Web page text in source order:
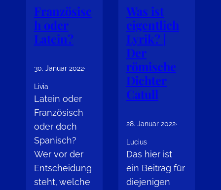
Französisc
h oder
Latein?
30. Januar 2022·
Livia
Latein oder
Französisch
oder doch
Spanisch?
Wer vor der
Entscheidung
steht, welche
Was ist
eigentlich
Lyrik? |
Der
römische
Dichter
Catull
28. Januar 2022·
Lucius
Das hier ist
ein Beitrag für
diejenigen